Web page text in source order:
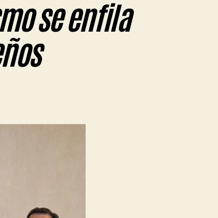
se enfila